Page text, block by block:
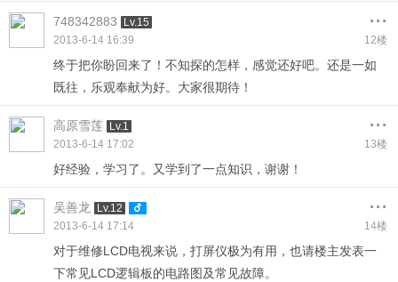
748342883 Lv.15 ...
2013-6-14 16:39 12楼
终于把你盼回来了！不知探的怎样，感觉还好吧。还是一如
既往，乐观奉献为好。大家很期待！
高原雪莲 Lv.1 ...
2013-6-14 17:02 13楼
好经验，学习了。又学到了一点知识，谢谢！
吴善龙 Lv.12 ...
2013-6-14 17:14 14楼
对于维修LCD电视来说，打屏仪极为有用，也请楼主发表一
下常见LCD逻辑板的电路图及常见故障。